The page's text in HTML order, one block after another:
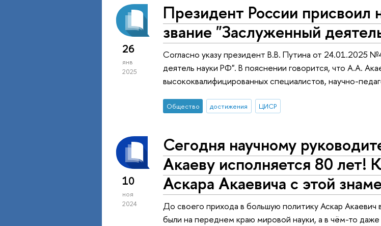
26
янв
2025
Президент России
звание "Заслуженный
Согласно указу президент В.В. Путина от 24.01.2025
деятель науки РФ". В пояснении говорится, что А.А.
высококвалифицированных специалистов, научно-
Общество достижения ЦИСР
10
ноя
2024
Сегодня научному
Акаеву исполняется 80 лет!
Аскара Акаевича с этой
До своего прихода в большую политику Аскар Акаевич
были на переднем краю мировой науки, а в чём-то